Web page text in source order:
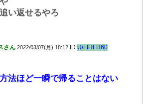
い返せるやろ
さん 2022/03/07(月) 18:12 ID:U/LfHFH60
法ほど一瞬で帰ることはない